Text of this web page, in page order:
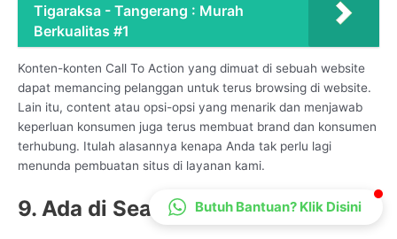
Tigaraksa - Tangerang : Murah
Berkualitas #1
Konten-konten Call To Action yang dimuat di sebuah website
dapat memancing pelanggan untuk terus browsing di website.
Lain itu, content atau opsi-opsi yang menarik dan menjawab
keperluan konsumen juga terus membuat brand dan konsumen
terhubung. Itulah alasannya kenapa Anda tak perlu lagi
menunda pembuatan situs di layanan kami.
9. Ada di Search EngineButuh Bantuan? Klik Disini